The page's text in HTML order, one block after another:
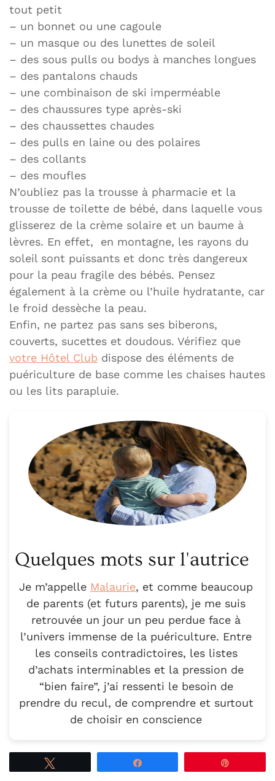
tout petit
– un bonnet ou une cagoule
– un masque ou des lunettes de soleil
– des sous pulls ou bodys à manches longues
– des pantalons chauds
– une combinaison de ski imperméable
– des chaussures type après-ski
– des chaussettes chaudes
– des pulls en laine ou des polaires
– des collants
– des moufles
N’oubliez pas la trousse à pharmacie et la
trousse de toilette de bébé, dans laquelle vous
glisserez de la crème solaire et un baume à
lèvres. En effet, en montagne, les rayons du
soleil sont puissants et donc très dangereux
pour la peau fragile des bébés. Pensez
également à la crème ou l’huile hydratante, car
le froid dessèche la peau.
Enfin, ne partez pas sans ses biberons,
couverts, sucettes et doudous. Vérifiez que
votre Hôtel Club dispose des éléments de
puériculture de base comme les chaises hautes
ou les lits parapluie.
Quelques mots sur l'autrice
Je m’appelle Malaurie, et comme beaucoup
de parents (et futurs parents), je me suis
retrouvée un jour un peu perdue face à
l’univers immense de la puériculture. Entre
les conseils contradictoires, les listes
d’achats interminables et la pression de
“bien faire”, j’ai ressenti le besoin de
prendre du recul, de comprendre et surtout
de choisir en conscience